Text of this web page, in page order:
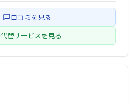
口コミを見る
代替サービスを見る